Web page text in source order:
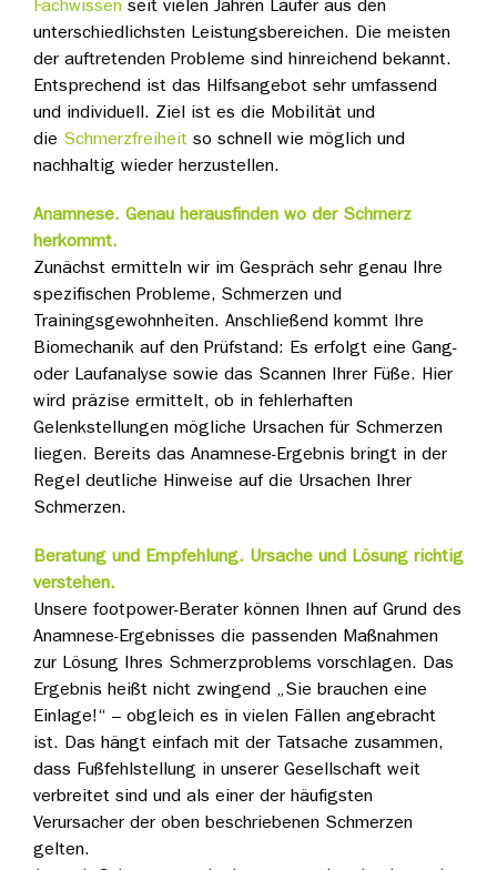
Fachwissen seit vielen Jahren Läufer aus den
unterschiedlichsten Leistungsbereichen. Die meisten
der auftretenden Probleme sind hinreichend bekannt.
Entsprechend ist das Hilfsangebot sehr umfassend
und individuell. Ziel ist es die Mobilität und
die Schmerzfreiheit so schnell wie möglich und
nachhaltig wieder herzustellen.
Anamnese. Genau herausfinden wo der Schmerz
herkommt.
Zunächst ermitteln wir im Gespräch sehr genau Ihre
spezifischen Probleme, Schmerzen und
Trainingsgewohnheiten. Anschließend kommt Ihre
Biomechanik auf den Prüfstand: Es erfolgt eine Gang-
oder Laufanalyse sowie das Scannen Ihrer Füße. Hier
wird präzise ermittelt, ob in fehlerhaften
Gelenkstellungen mögliche Ursachen für Schmerzen
liegen. Bereits das Anamnese-Ergebnis bringt in der
Regel deutliche Hinweise auf die Ursachen Ihrer
Schmerzen.
Beratung und Empfehlung. Ursache und Lösung richtig
verstehen.
Unsere footpower-Berater können Ihnen auf Grund des
Anamnese-Ergebnisses die passenden Maßnahmen
zur Lösung Ihres Schmerzproblems vorschlagen. Das
Ergebnis heißt nicht zwingend „Sie brauchen eine
Einlage!“ – obgleich es in vielen Fällen angebracht
ist. Das hängt einfach mit der Tatsache zusammen,
dass Fußfehlstellung in unserer Gesellschaft weit
verbreitet sind und als einer der häufigsten
Verursacher der oben beschriebenen Schmerzen
gelten.